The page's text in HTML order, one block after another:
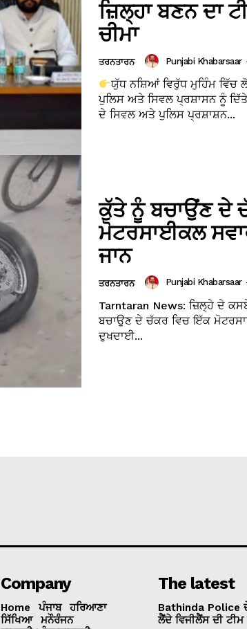
ਜ਼ਿਲ੍ਹਾ ਬਣਨ ਦਾ
ਚੀਮਾ
ਤਰਨਤਾਰਨ Punjabi Khabarsaar
ਯੁੱਧ ਨਸ਼ਿਆਂ ਵਿਰੁੱਧ ਮੁਹਿੰਮ ਵਿੱਚ
ਪੁਲਿਸ ਅਤੇ ਸਿਵਲ ਪ੍ਰਸ਼ਾਸਨ ਨੂੰ
ਦੇ ਸਿਵਲ ਅਤੇ ਪੁਲਿਸ ਪ੍ਰਸ਼ਾਸ਼ਨ...
ਕੁੱਤੇ ਨੂੰ ਬਚਾਉਂਣ ਦੇ
ਮੋਟਰਸਾਈਕਲ
ਜਾਨ
ਤਰਨਤਾਰਨ Punjabi Khabarsaar
Tarntaran News: ਜ਼ਿਲ੍ਹੇ ਦੇ
ਬਚਾਉਣ ਦੇ ਚੱਕਰ ਵਿਚ ਇੱਕ
ਦੁਖਦਾਈ...
Company
Home ਪੰਜਾਬ
ਹਰਿਆਣਾ
ਸਿੱਖਿਆ
ਮਨੌਰੰਜਨ
The latest
Bathinda Police
ਲੈਂਦੇ ਵਿਜੀਲੈਂਸ ਦੀ